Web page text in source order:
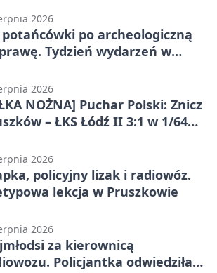
2026
potańcówki po archeologiczną
Tydzień wydarzeń w
2026
NOŻNA] Puchar Polski: Znicz
– ŁKS Łódź II 3:1 w 1/64
2026
policyjny lizak i radiowóz.
lekcja w Pruszkowie
2026
za kierownicą
Policjantka odwiedziła